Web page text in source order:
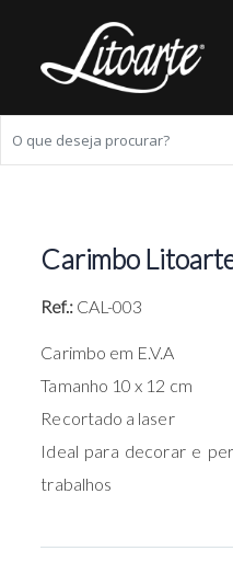
Carimbo
Ref.: CAL-003
Carimbo em E.V.A
Tamanho 10 x 12 cm
Recortado a laser
Ideal para decorar e
trabalhos